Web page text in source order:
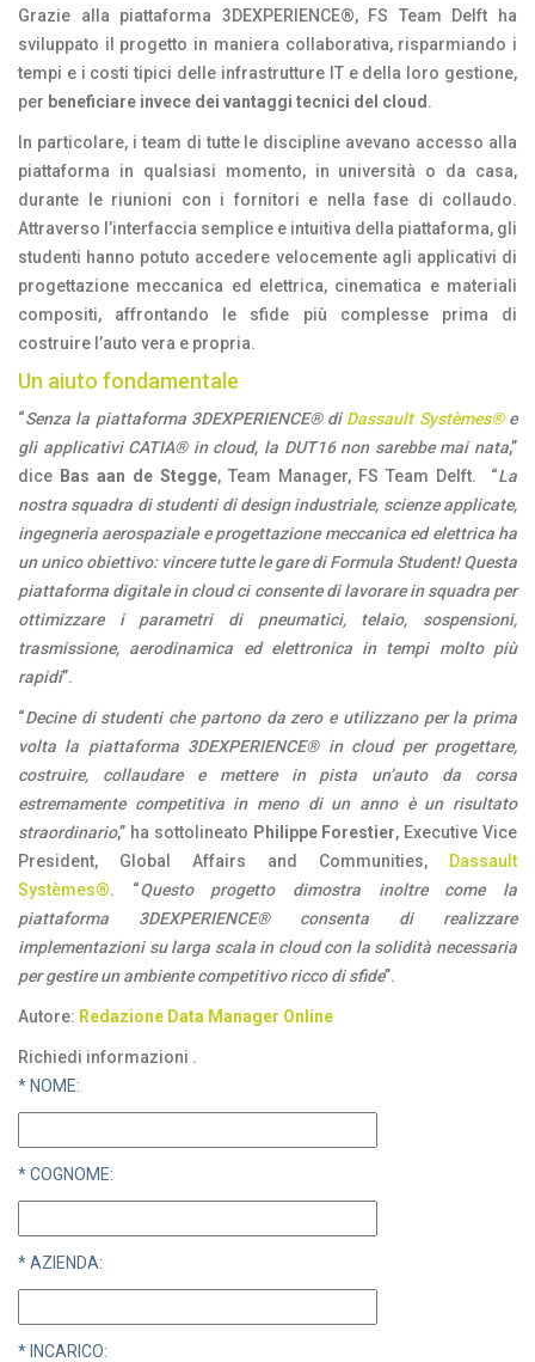
Grazie alla piattaforma 3DEXPERIENCE®, FS Team Delft ha
sviluppato il progetto in maniera collaborativa, risparmiando i
tempi e i costi tipici delle infrastrutture IT e della loro gestione,
per beneficiare invece dei vantaggi tecnici del cloud .
In particolare, i team di tutte le discipline avevano accesso alla
piattaforma in qualsiasi momento, in università o da casa,
durante le riunioni con i fornitori e nella fase di collaudo.
Attraverso l’interfaccia semplice e intuitiva della piattaforma, gli
studenti hanno potuto accedere velocemente agli applicativi di
progettazione meccanica ed elettrica, cinematica e materiali
compositi, affrontando le sfide più complesse prima di
costruire l’auto vera e propria.
Un aiuto fondamentale
“Senza la piattaforma 3DEXPERIENCE® di Dassault Systèmes®e
gli applicativi CATIA® in cloud, la DUT16 non sarebbe mai nata,”
dice Bas aan de Stegge, Team Manager, FS Team Delft. “La
nostra squadra di studenti di design industriale, scienze applicate,
ingegneria aerospaziale e progettazione meccanica ed elettrica ha
un unico obiettivo: vincere tutte le gare di Formula Student! Questa
piattaforma digitale in cloud ci consente di lavorare in squadra per
ottimizzare i parametri di pneumatici, telaio, sospensioni,
trasmissione, aerodinamica ed elettronica in tempi molto più
rapidi”.
“Decine di studenti che partono da zero e utilizzano per la prima
volta la piattaforma 3DEXPERIENCE® in cloud per progettare,
costruire, collaudare e mettere in pista un’auto da corsa
estremamente competitiva in meno di un anno è un risultato
straordinario,” ha sottolineato Philippe Forestier, Executive Vice
President, Global Affairs and Communities,
Dassault
Systèmes®. “Questo progetto dimostra inoltre come la
piattaforma 3DEXPERIENCE® consenta di realizzare
implementazioni su larga scala in cloud con la solidità necessaria
per gestire un ambiente competitivo ricco di sfide”.
Autore: Redazione Data Manager Online
Richiedi informazioni .
* NOME:
* COGNOME:
* AZIENDA:
* INCARICO: